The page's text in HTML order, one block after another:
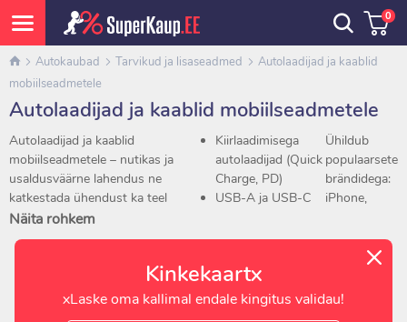
0
Autokaubad Tarvikud ja lisaseadmed
Autolaadijad ja kaablid
mobiilseadmetele
Autolaadijad ja kaablid mobiilseadmetele
Autolaadijad ja kaablid
mobiilseadmetele – nutikas ja
usaldusväärne lahendus ne
katkestada ühendust ka teel
olles. Meie valikus on
autolaadijad ja USB-kaablid
kõrvaklappidele jpm.
Kiirlaadimisega
autolaadijad (Quick
Charge, PD)
USB-A ja USB-C
Kaablid eri
vastupidava
kattega
Laadijad voltmeetri,
Ühildub
populaarsete
brändidega:
iPhone,
Huawei,
Xiaomi jt.
Näita rohkem
Kinkekaartx
xLaske oma kallimal endale kingitus validau!